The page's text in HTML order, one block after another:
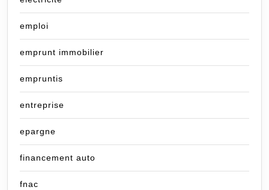
emploi
emprunt immobilier
empruntis
entreprise
epargne
financement auto
fnac